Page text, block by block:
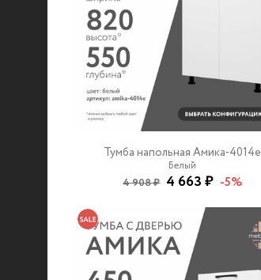
Тумба напольная Амика-4014e
Белый
4 908 ₽ 4 663 ₽ -5%